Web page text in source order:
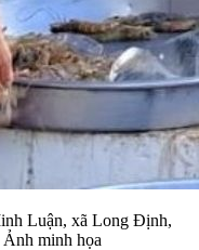
Luận, xã Long Định,
minh họa